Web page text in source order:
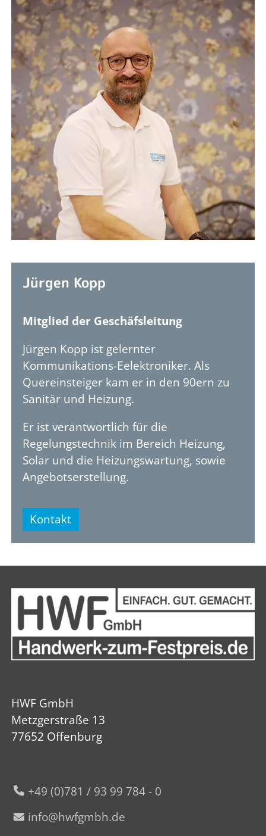
Jürgen Kopp
Mitglied der Geschäfsleitung
Jürgen Kopp ist gelernter
Kommunikations-Eelektroniker. Als
Quereinsteiger kam er in den 90ern zu
Sanitär und Heizung.
Er ist verantwortlich für die
Regelungstechnik im Bereich Heizung,
Solar und die Heizungswartung, sowie
Angebotserstellung.
Kontakt
HWF GmbH
Metzgerstraße 13
77652 Offenburg
+49 (0)781 / 93 99 784 - 0
nf
hwfgmbh d